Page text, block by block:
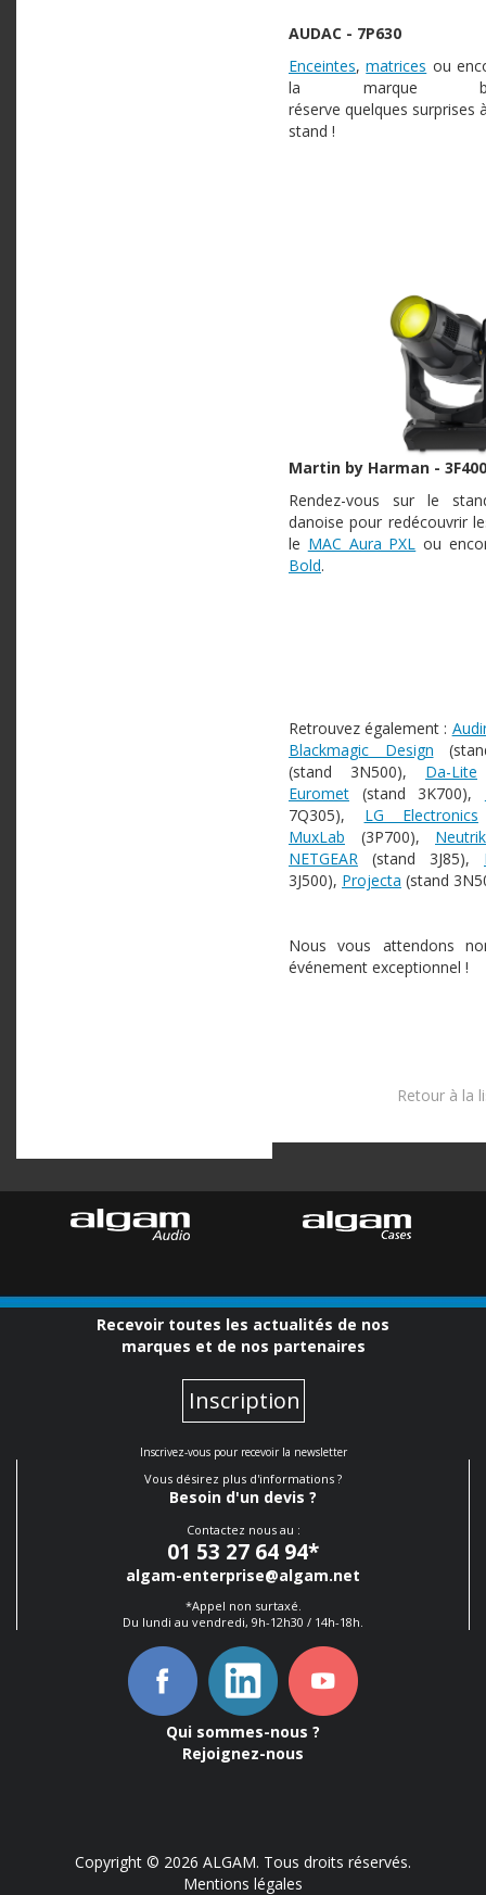
AUDAC - 7P630
Enceintes,matrices ou
la marque
réserve quelques surprises
stand !
Martin by Harman - 3F400
Rendez-vous sur le
danoise pour redécouvrir
le MAC Aura PXL ou
Bold.
Retrouvez également :
Blackmagic Design
(stand 3N500), Da-Lite
Euromet (stand 3K700),
7Q305), LG Electronics
MuxLab (3P700), Neutrik
NETGEAR (stand 3J85),
3J500), Projecta (stand
Nous vous attendons
événement exceptionnel !
Retour à la
Recevoir toutes les actualités de nos
marques et de nos partenaires
Inscription
Inscrivez-vous pour recevoir la newsletter
Vous désirez plus d'informations ?
Besoin d'un devis ?
Contactez nous au :
01 53 27 64 94*
algam-enterprise@algam.net
*Appel non surtaxé.
Du lundi au vendredi, 9h-12h30 / 14h-18h.
Qui sommes-nous ?
Rejoignez-nous
Copyright © 2026 ALGAM. Tous droits réservés.
Mentions légales